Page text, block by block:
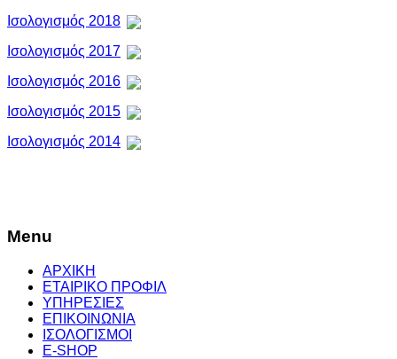
Ισολογισμός 2018
Ισολογισμός 2017
Ισολογισμός 2016
Ισολογισμός 2015
Ισολογισμός 2014
Menu
ΑΡΧΙΚΗ
ΕΤΑΙΡΙΚΟ ΠΡΟΦΙΛ
ΥΠΗΡΕΣΙΕΣ
ΕΠΙΚΟΙΝΩΝΙΑ
ΙΣΟΛΟΓΙΣΜΟΙ
E-SHOP